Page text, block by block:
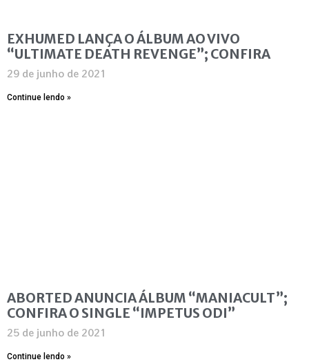
EXHUMED LANÇA O ÁLBUM AO VIVO
“ULTIMATE DEATH REVENGE”; CONFIRA
29 de junho de 2021
Continue lendo »
ABORTED ANUNCIA ÁLBUM “MANIACULT”;
CONFIRA O SINGLE “IMPETUS ODI”
25 de junho de 2021
Continue lendo »